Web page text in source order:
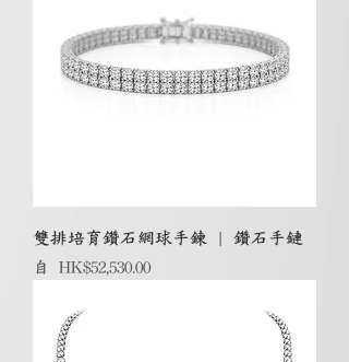
雙排培育鑽石網球手鍊 | 鑽石手鏈
自 HK$52,530.00
促銷價格